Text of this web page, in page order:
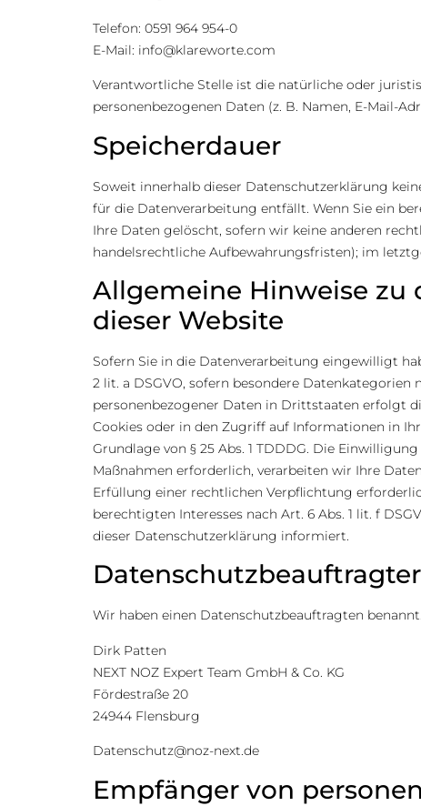
Telefon: 0591 964 954-0
E-Mail: info@klareworte.com
Verantwortliche Stelle ist die natürliche oder
personenbezogenen Daten (z. B. Namen, E-Mail-
Speicherdauer
Soweit innerhalb dieser Datenschutzerklärung
für die Datenverarbeitung entfällt. Wenn Sie ein
Ihre Daten gelöscht, sofern wir keine anderen
handelsrechtliche Aufbewahrungsfristen); im
Allgemeine Hinweise zu
dieser Website
Sofern Sie in die Datenverarbeitung eingewilligt
2 lit. a DSGVO, sofern besondere
personenbezogener Daten in Drittstaaten erfolgt
Cookies oder in den Zugriff auf Informationen in
Grundlage von § 25 Abs. 1 TDDDG. Die
Maßnahmen erforderlich, verarbeiten wir Ihre
Erfüllung einer rechtlichen Verpflichtung
berechtigten Interesses nach Art. 6 Abs. 1 lit. f
dieser Datenschutzerklärung informiert.
Datenschutz­beauftragter
Wir haben einen Datenschutzbeauftragten benannt.
Dirk Patten
NEXT NOZ Expert Team GmbH & Co. KG
Fördestraße 20
24944 Flensburg
Datenschutz@noz-next.de
Empfänger von